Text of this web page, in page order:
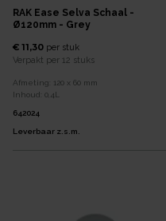
RAK Ease Selva Schaal -
Ø120mm - Grey
€ 11,30 per stuk
Verpakt per 12 stuks
Afmeting: 120 x 60 mm
Inhoud: 0,4L
642024
Leverbaar z.s.m.